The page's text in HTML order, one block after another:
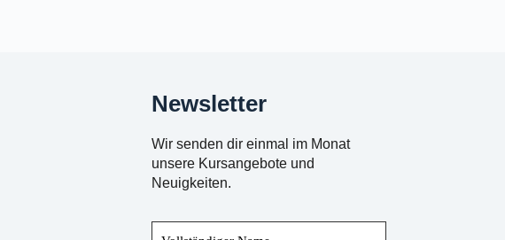
Newsletter
Wir senden dir einmal im Monat
unsere Kursangebote und
Neuigkeiten.